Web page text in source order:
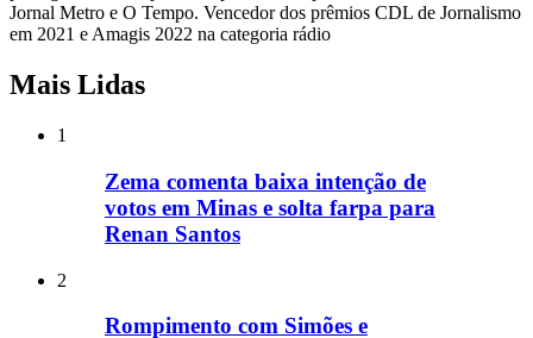
Jornal Metro e O Tempo. Vencedor dos prêmios CDL de Jornalismo
em 2021 e Amagis 2022 na categoria rádio
Mais Lidas
1
Zema comenta baixa intenção de
votos em Minas e solta farpa para
Renan Santos
2
Rompimento com Simões e